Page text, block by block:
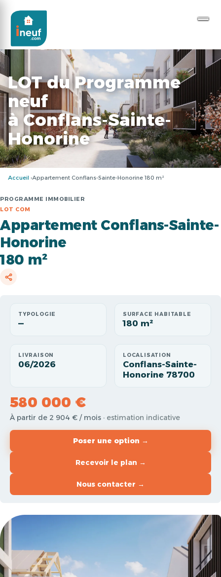
LOT du Programme
neuf
à Conflans-Sainte-
Honorine
Accueil Appartement Conflans-Sainte-Honorine 180 m²
PROGRAMME IMMOBILIER
LOT COM
Appartement Conflans-Sainte-
Honorine
180 m²
TYPOLOGIE
—
SURFACE HABITABLE
180 m²
LIVRAISON
06/2026
LOCALISATION
Conflans-Sainte-
Honorine 78700
580 000 €
À partir de 2 904 € / mois · estimation indicative
Poser une option →
Recevoir le plan →
Nous contacter →